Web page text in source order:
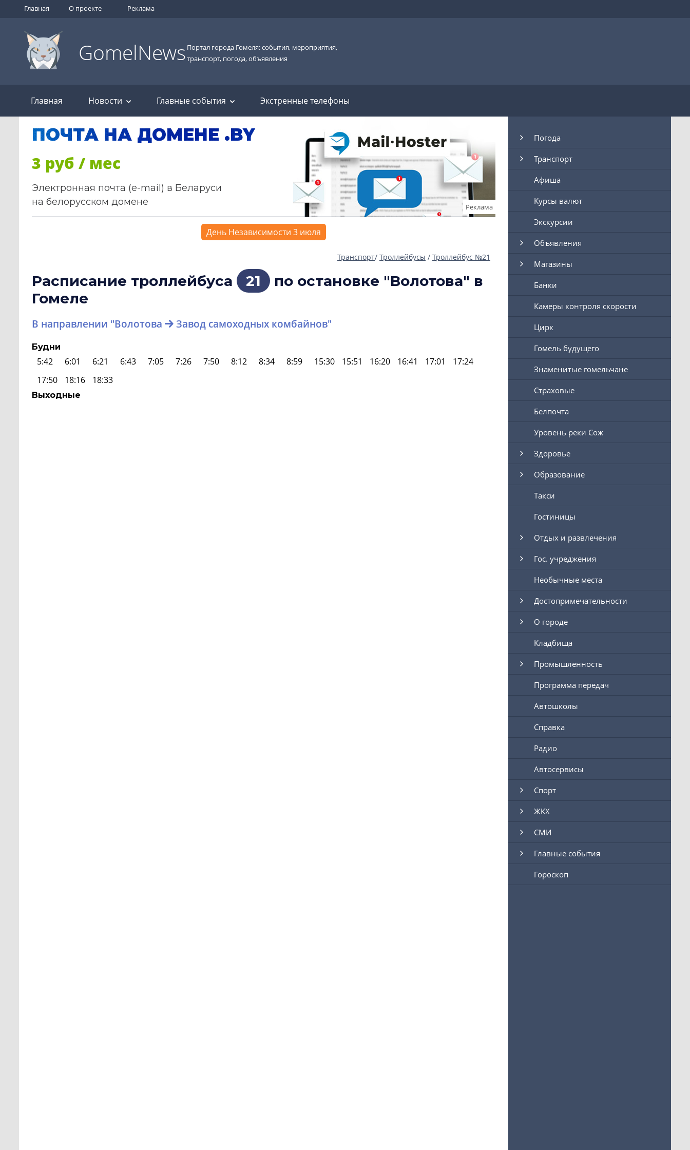
Главная О проекте Реклама
GomelNews Портал города Гомеля: события, мероприятия,
транспорт, погода, объявления
Главная Новости Главные события Экстренные телефоны
ПОЧТА НА ДОМЕНЕ .BY
3 руб / мес
Электронная почта (e-mail) в Беларуси
на белорусском домене
Реклама
День Независимости 3 июля
Транспорт/ Троллейбусы / Троллейбус №21
Расписание троллейбуса 21
по остановке "Волотова" в
Гомеле
В направлении "Волотова Завод самоходных комбайнов"
Будни
5:42 6:01 6:21 6:43 7:05 7:26 7:50 8:12 8:34 8:59 15:30 15:51 16:20 16:41 17:01
17:24
17:50
18:16 18:33
Выходные
Погода
Транспорт
Афиша
Курсы валют
Экскурсии
Объявления
Магазины
Банки
Камеры контроля скорости
Цирк
Гомель будущего
Знаменитые гомельчане
Страховые
Белпочта
Уровень реки Сож
Здоровье
Образование
Такси
Гостиницы
Отдых и развлечения
Гос. учреджения
Необычные места
Достопримечательности
О городе
Кладбища
Промышленность
Программа передач
Автошколы
Справка
Радио
Автосервисы
Спорт
ЖКХ
СМИ
Главные события
Гороскоп